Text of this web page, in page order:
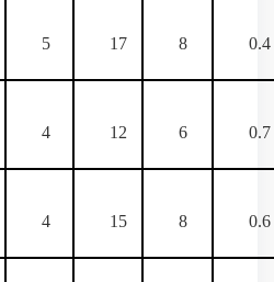
5 17 8 0.4
4 12 6 0.7
4 15 8 0.6